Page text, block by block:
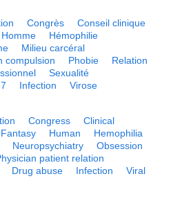
Congrès
Conseil clinique
Homme
Hémophilie
Milieu carcéral
compulsion Phobie
Relation
Sexualité
Infection Virose
Congress
Clinical
Fantasy Human
Hemophilia
Neuropsychiatry
Obsession
patient relation
Drug abuse Infection
Viral